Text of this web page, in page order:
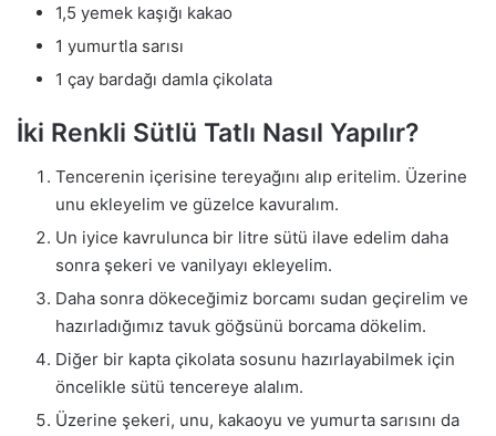
1,5 yemek kaşığı kakao
1 yumurtla sarısı
1 çay bardağı damla çikolata
İki Renkli Sütlü Tatlı Nasıl Yapılır?
Tencerenin içerisine tereyağını alıp eritelim. Üzerine
unu ekleyelim ve güzelce kavuralım.
Un iyice kavrulunca bir litre sütü ilave edelim daha
sonra şekeri ve vanilyayı ekleyelim.
Daha sonra dökeceğimiz borcamı sudan geçirelim ve
hazırladığımız tavuk göğsünü borcama dökelim.
Diğer bir kapta çikolata sosunu hazırlayabilmek için
öncelikle sütü tencereye alalım.
Üzerine şekeri, unu, kakaoyu ve yumurta sarısını da